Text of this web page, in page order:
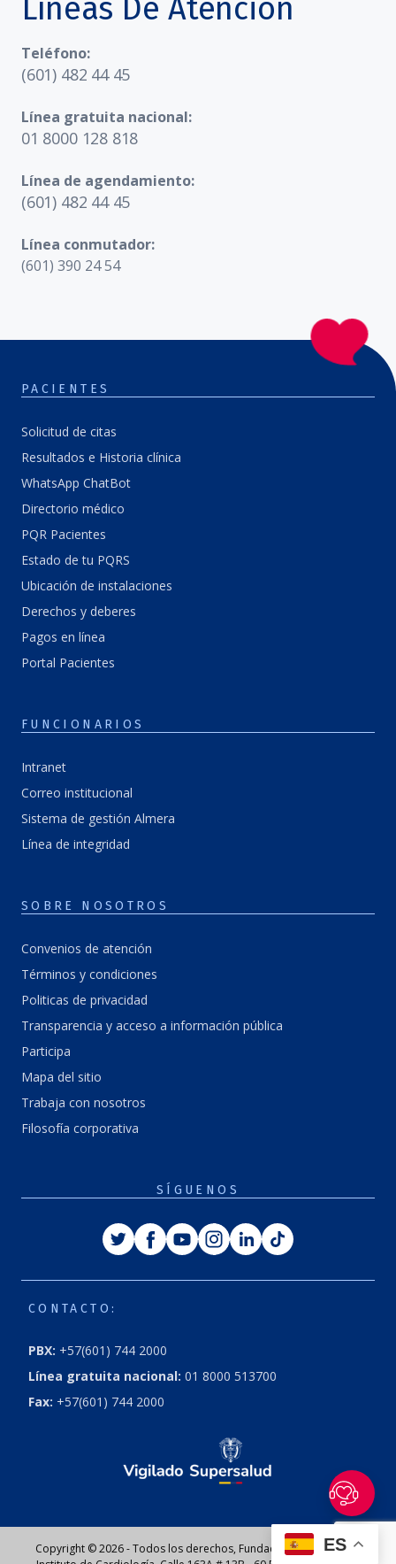
Líneas De Atención
Teléfono:
(601) 482 44 45
Línea gratuita nacional:
01 8000 128 818
Línea de agendamiento:
(601) 482 44 45
Línea conmutador:
(601) 390 24 54
PACIENTES
Solicitud de citas
Resultados e Historia clínica
WhatsApp ChatBot
Directorio médico
PQR Pacientes
Estado de tu PQRS
Ubicación de instalaciones
Derechos y deberes
Pagos en línea
Portal Pacientes
FUNCIONARIOS
Intranet
Correo institucional
Sistema de gestión Almera
Línea de integridad
SOBRE NOSOTROS
Convenios de atención
Términos y condiciones
Politicas de privacidad
Transparencia y acceso a información pública
Participa
Mapa del sitio
Trabaja con nosotros
Filosofía corporativa
SÍGUENOS
TwitterFacebook
YoutubeInstagram
LinkedinTiktok
CONTACTO:
PBX: +57(601) 744 2000
Línea gratuita nacional: 01 8000 513700
Fax: +57(601) 744 2000
Copyright © 2026 - Todos los derechos, Fundación Cardioinfantil
ES